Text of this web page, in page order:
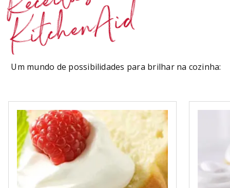
KitchenAid
Um mundo de possibilidades para brilhar na cozinha: